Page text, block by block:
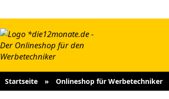
Startseite » Onlineshop für Werbetechniker